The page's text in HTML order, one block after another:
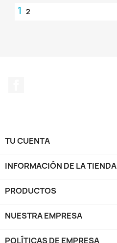
1 2
TU CUENTA
INFORMACIÓN DE LA TIENDA
PRODUCTOS
NUESTRA EMPRESA
POLÍTICAS DE EMPRESA